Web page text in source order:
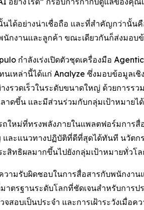
นได้อย่างน่าเชื่อถือ และที่สำคัญกว่านั้
กงานและลูกค้า ขณะเดียวกันก็ส่งมอ
กำลังเร่งเปิดตัวชุดเครื่องมือ
นเหล่านี้ได้แก่ Analyze ซึ่งมอบข้อมูลเชิ
รวดเร็วในระดับขนาดใหญ่ ด้วยการร
าดขึ้น และมีส่วนร่วมกับกลุ่มเป้าหมาย
ถใหม่ที่ทรงพลังภายในแพลตฟอร์มกา
ละแนวทางปฏิบัติที่ดีที่สุดได้ทันที นวัต
สิทธิผลมากขึ้นไปยังกลุ่มเป้าหมายทั่วโล
ามรับผิดชอบในการสื่อสารกับพนักงา
าตรฐานระดับโลกที่ชัดเจนสำหรับกา
สอบเป็นประจำ และการเฝ้าระวังเมื่